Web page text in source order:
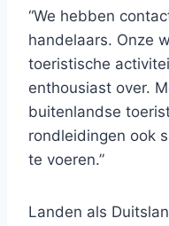
“We hebben
handelaars. Onze
toeristische
enthousiast over.
buitenlandse
rondleidingen ook
te voeren.”
Landen als